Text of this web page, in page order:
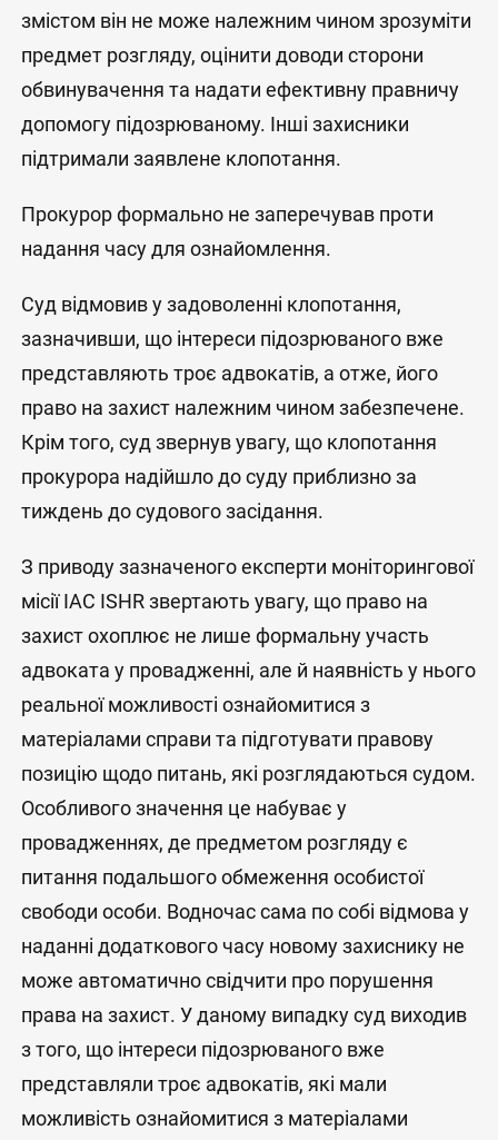
змістом він не може належним чином зрозуміти
предмет розгляду, оцінити доводи сторони
обвинувачення та надати ефективну правничу
допомогу підозрюваному. Інші захисники
підтримали заявлене клопотання.
Прокурор формально не заперечував проти
надання часу для ознайомлення.
Суд відмовив у задоволенні клопотання,
зазначивши, що інтереси підозрюваного вже
представляють троє адвокатів, а отже, його
право на захист належним чином забезпечене.
Крім того, суд звернув увагу, що клопотання
прокурора надійшло до суду приблизно за
тиждень до судового засідання.
З приводу зазначеного експерти моніторингової
місії IAC ISHR звертають увагу, що право на
захист охоплює не лише формальну участь
адвоката у провадженні, але й наявність у нього
реальної можливості ознайомитися з
матеріалами справи та підготувати правову
позицію щодо питань, які розглядаються судом.
Особливого значення це набуває у
провадженнях, де предметом розгляду є
питання подальшого обмеження особистої
свободи особи. Водночас сама по собі відмова у
наданні додаткового часу новому захиснику не
може автоматично свідчити про порушення
права на захист. У даному випадку суд виходив
з того, що інтереси підозрюваного вже
представляли троє адвокатів, які мали
можливість ознайомитися з матеріалами